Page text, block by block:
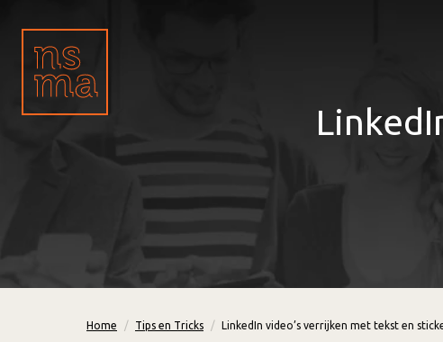
Home Tips en Tricks LinkedIn video’s verrijken met tekst en